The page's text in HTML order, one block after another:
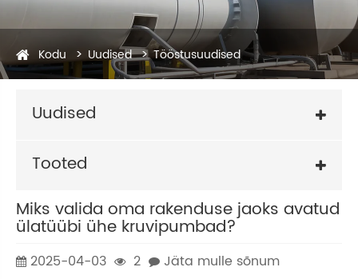
Kodu Uudised Tööstusuudised
Uudised
Tooted
Miks valida oma rakenduse jaoks avatud
ülatüübi ühe kruvipumbad?
2025-04-03 2
Jäta mulle sõnum